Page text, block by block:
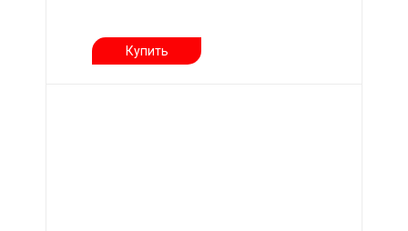
Купить